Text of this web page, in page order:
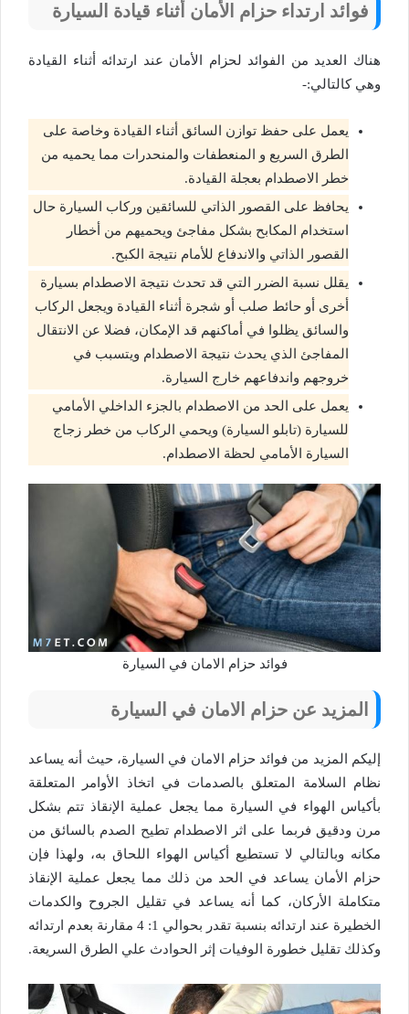
فوائد ارتداء حزام الأمان أثناء قيادة السيارة
هناك العديد من الفوائد لحزام الأمان عند ارتدائه أثناء القيادة
وهي كالتالي:-
يعمل على حفظ توازن السائق أثناء القيادة وخاصة على
الطرق السريع و المنعطفات والمنحدرات مما يحميه من
خطر الاصطدام بعجلة القيادة.
يحافظ على القصور الذاتي للسائقين وركاب السيارة حال
استخدام المكابح بشكل مفاجئ ويحميهم من أخطار
القصور الذاتي والاندفاع للأمام نتيجة الكبح.
يقلل نسبة الضرر التي قد تحدث نتيجة الاصطدام بسيارة
أخرى أو حائط صلب أو شجرة أثناء القيادة ويجعل الركاب
والسائق يظلوا في أماكنهم قد الإمكان، فضلا عن الانتقال
المفاجئ الذي يحدث نتيجة الاصطدام ويتسبب في
خروجهم واندفاعهم خارج السيارة.
يعمل على الحد من الاصطدام بالجزء الداخلي الأمامي
للسيارة (تابلو السيارة) ويحمي الركاب من خطر زجاج
السيارة الأمامي لحظة الاصطدام.
فوائد حزام الامان في السيارة
المزيد عن حزام الامان في السيارة
إليكم المزيد من فوائد حزام الامان في السيارة، حيث أنه يساعد
نظام السلامة المتعلق بالصدمات في اتخاذ الأوامر المتعلقة
بأكياس الهواء في السيارة مما يجعل عملية الإنقاذ تتم بشكل
مرن ودقيق فربما على اثر الاصطدام تطيح الصدم بالسائق من
مكانه وبالتالي لا تستطيع أكياس الهواء اللحاق به، ولهذا فإن
حزام الأمان يساعد في الحد من ذلك مما يجعل عملية الإنقاذ
متكاملة الأركان، كما أنه يساعد في تقليل الجروح والكدمات
الخطيرة عند ارتدائه بنسبة تقدر بحوالي 1: 4 مقارنة بعدم ارتدائه
وكذلك تقليل خطورة الوفيات إثر الحوادث علي الطرق السريعة.